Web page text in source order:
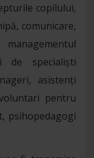
copilului,
comunicare,
de specialiști
asistenți
pentru
psihopedagogi